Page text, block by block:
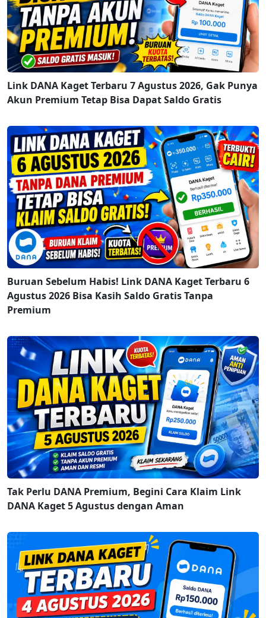
Link DANA Kaget Terbaru 7 Agustus 2026, Gak Punya
Akun Premium Tetap Bisa Dapat Saldo Gratis
Buruan Sebelum Habis! Link DANA Kaget Terbaru 6
Agustus 2026 Bisa Kasih Saldo Gratis Tanpa
Premium
Tak Perlu DANA Premium, Begini Cara Klaim Link
DANA Kaget 5 Agustus dengan Aman